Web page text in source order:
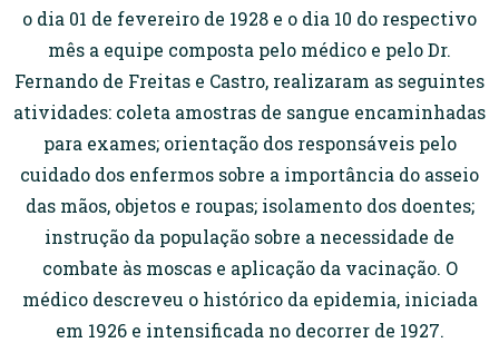
o dia 01 de fevereiro de 1928 e o dia 10 do respectivo
mês a equipe composta pelo médico e pelo Dr.
Fernando de Freitas e Castro, realizaram as seguintes
atividades: coleta amostras de sangue encaminhadas
para exames; orientação dos responsáveis pelo
cuidado dos enfermos sobre a importância do asseio
das mãos, objetos e roupas; isolamento dos doentes;
instrução da população sobre a necessidade de
combate às moscas e aplicação da vacinação. O
médico descreveu o histórico da epidemia, iniciada
em 1926 e intensificada no decorrer de 1927.